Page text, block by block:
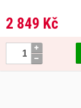
2 849 Kč